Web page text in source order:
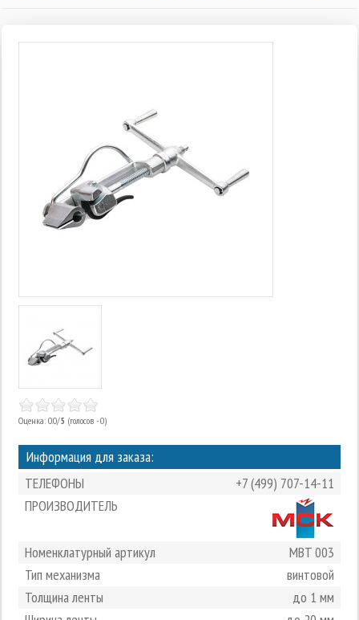
Оценка: 0.0/5 (голосов - 0)
Информация для заказа:
ТЕЛЕФОНЫ
+7 (499) 707-14-11
ПРОИЗВОДИТЕЛЬ
Номенклатурный артикул
MBT 003
Тип механизма
винтовой
Толщина ленты
до 1 мм